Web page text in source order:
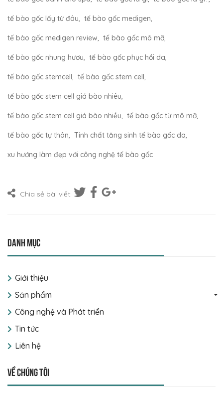
tế bào gốc lấy từ đâu, tế bào gốc medigen,
tế bào gốc medigen review, tế bào gốc mô mỡ,
tế bào gốc nhung hươu, tế bào gốc phục hồi da,
tế bào gốc stemcell , tế bào gốc stem cell ,
tế bào gốc stem cell giá bào nhiêu,
tế bào gốc stem cell giá bào nhiều, tế bào gốc từ mô mỡ,
tế bào gốc tự thân, Tinh chất tăng sinh tế bào gốc da,
xu hướng làm đẹp với công nghệ tế bào gốc
Chia sẻ bài viết:
Danh mục
Giới thiệu
Sản phẩm
Công nghệ và Phát triển
Tin tức
Liên hệ
Về chúng tôi